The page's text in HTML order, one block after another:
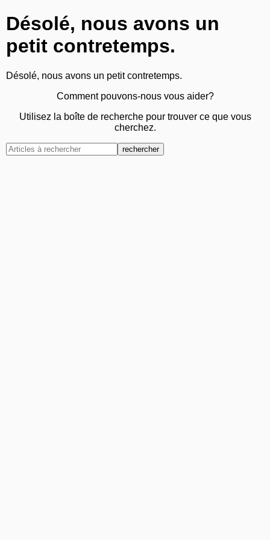
Désolé, nous avons un
petit contretemps.
Désolé, nous avons un petit contretemps.
Comment pouvons-nous vous aider?
Utilisez la boîte de recherche pour trouver ce que vous
cherchez.
rechercher